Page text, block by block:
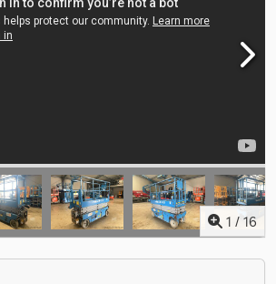
1 / 16